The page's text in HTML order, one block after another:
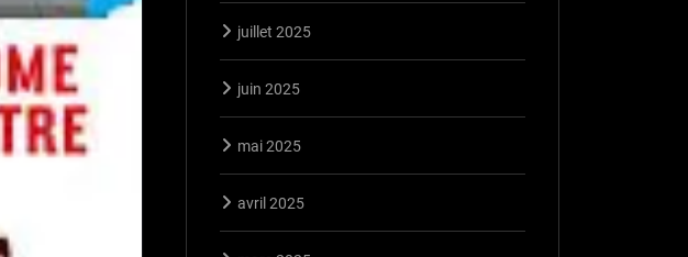
juillet 2025
juin 2025
mai 2025
avril 2025